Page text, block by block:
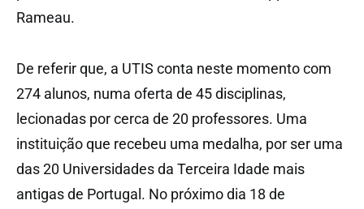
Rameau.
De referir que, a UTIS conta neste momento com
274 alunos, numa oferta de 45 disciplinas,
lecionadas por cerca de 20 professores. Uma
instituição que recebeu uma medalha, por ser uma
das 20 Universidades da Terceira Idade mais
antigas de Portugal. No próximo dia 18 de